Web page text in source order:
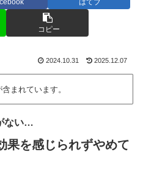
はてブ
コピー
2024.10.31 2025.12.07
まれています。
ない…
果を感じられずやめて